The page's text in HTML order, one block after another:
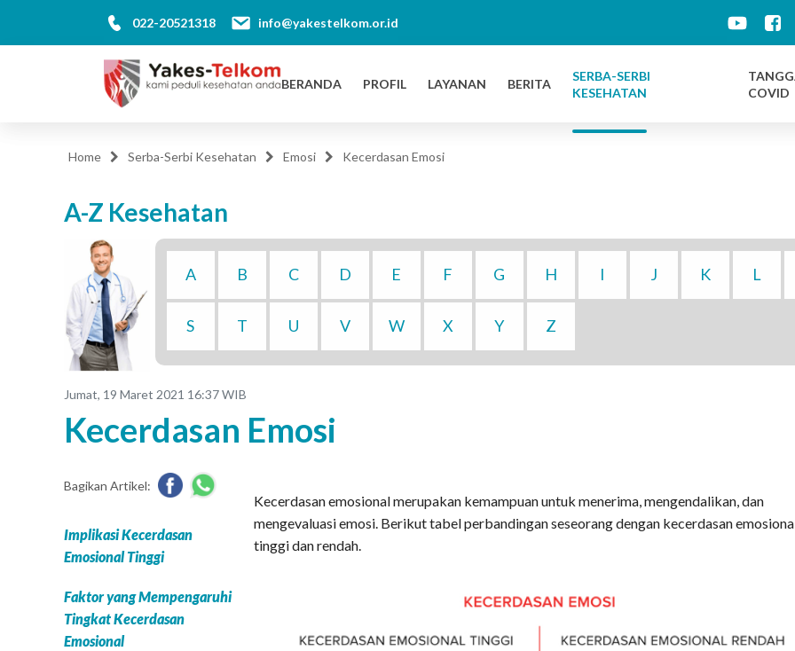
022-20521318 info@yakestelkom.or.id
BERANDA PROFIL LAYANAN BERITA
SERBA-SERBI
KESEHATAN
COVID
Home Serba-Serbi Kesehatan Emosi Kecerdasan Emosi
A-Z Kesehatan
A B C D E F G H I J K L
S T U V W X Y Z
Jumat, 19 Maret 2021 16:37 WIB
Kecerdasan Emosi
Bagikan Artikel:
Implikasi Kecerdasan
Emosional Tinggi
Faktor yang Mempengaruhi
Tingkat Kecerdasan
Emosional
Kecerdasan emosional merupakan kemampuan untuk menerima, mengendalikan, dan
mengevaluasi emosi. Berikut tabel perbandingan seseorang dengan kecerdasan
tinggi dan rendah.